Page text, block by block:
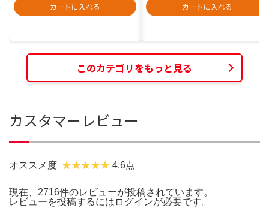
カートに入れる
カートに入れる
このカテゴリをもっと見る
カスタマーレビュー
オススメ度 4.6点
現在、2716件のレビューが投稿されています。
レビューを投稿するには ログインが必要です。